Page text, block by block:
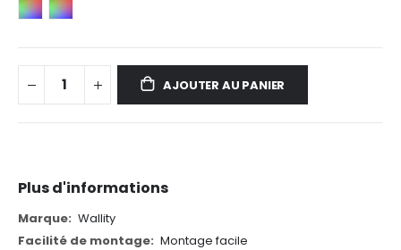
AJOUTER AU PANIER
Plus d'informations
Plus
d'informations
Wallity
Montage facile